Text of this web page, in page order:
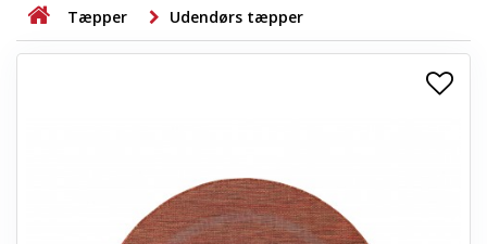
+
STUE
+
Tæpper Udendørs tæpper